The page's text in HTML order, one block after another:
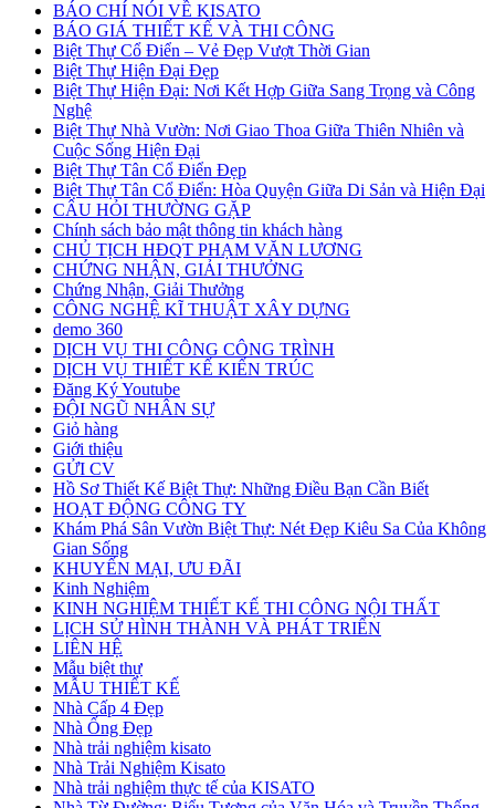
BÁO CHÍ NÓI VỀ KISATO
BÁO GIÁ THIẾT KẾ VÀ THI CÔNG
Biệt Thự Cổ Điển – Vẻ Đẹp Vượt Thời Gian
Biệt Thự Hiện Đại Đẹp
Biệt Thự Hiện Đại: Nơi Kết Hợp Giữa Sang Trọng và Công
Nghệ
Biệt Thự Nhà Vườn: Nơi Giao Thoa Giữa Thiên Nhiên và
Cuộc Sống Hiện Đại
Biệt Thự Tân Cổ Điển Đẹp
Biệt Thự Tân Cổ Điển: Hòa Quyện Giữa Di Sản và Hiện Đại
CÂU HỎI THƯỜNG GẶP
Chính sách bảo mật thông tin khách hàng
CHỦ TỊCH HĐQT PHẠM VĂN LƯƠNG
CHỨNG NHẬN, GIẢI THƯỞNG
Chứng Nhận, Giải Thưởng
CÔNG NGHỆ KĨ THUẬT XÂY DỰNG
demo 360
DỊCH VỤ THI CÔNG CÔNG TRÌNH
DỊCH VỤ THIẾT KẾ KIẾN TRÚC
Đăng Ký Youtube
ĐỘI NGŨ NHÂN SỰ
Giỏ hàng
Giới thiệu
GỬI CV
Hồ Sơ Thiết Kế Biệt Thự: Những Điều Bạn Cần Biết
HOẠT ĐỘNG CÔNG TY
Khám Phá Sân Vườn Biệt Thự: Nét Đẹp Kiêu Sa Của Không
Gian Sống
KHUYẾN MẠI, ƯU ĐÃI
Kinh Nghiệm
KINH NGHIỆM THIẾT KẾ THI CÔNG NỘI THẤT
LỊCH SỬ HÌNH THÀNH VÀ PHÁT TRIỂN
LIÊN HỆ
Mẫu biệt thự
MẪU THIẾT KẾ
Nhà Cấp 4 Đẹp
Nhà Ống Đẹp
Nhà trải nghiệm kisato
Nhà Trải Nghiệm Kisato
Nhà trải nghiệm thực tế của KISATO